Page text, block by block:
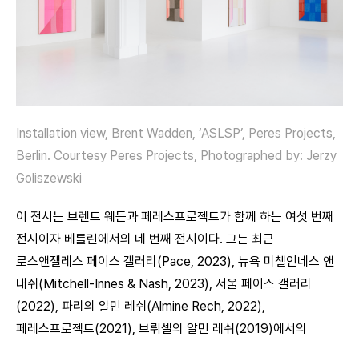
Installation view, Brent Wadden, ‘ASLSP’, Peres Projects,
Berlin. Courtesy Peres Projects, Photographed by: Jerzy
Goliszewski
이 전시는 브렌트 웨든과 페레스프로젝트가 함께 하는 여섯 번째
전시이자 베를린에서의 네 번째 전시이다. 그는 최근
로스앤젤레스 페이스 갤러리(Pace, 2023), 뉴욕 미첼인네스 앤
내쉬(Mitchell-Innes & Nash, 2023), 서울 페이스 갤러리
(2022), 파리의 알민 레쉬(Almine Rech, 2022),
페레스프로젝트(2021), 브뤼셀의 알민 레쉬(2019)에서의